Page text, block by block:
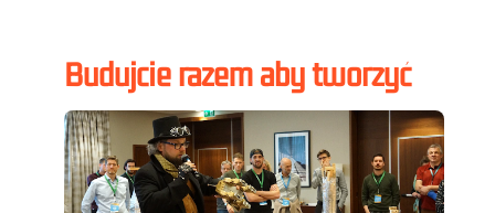
Budujcie razem aby tworzyć